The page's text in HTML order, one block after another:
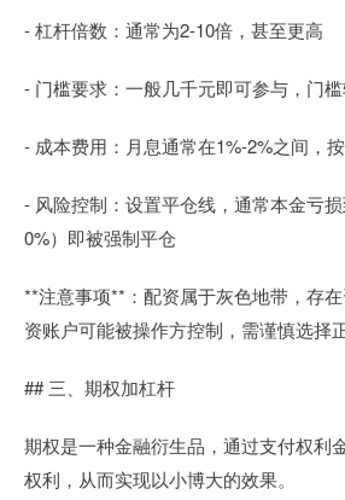
- 杠杆倍数：通常为2-10倍，甚至更高
- 门槛要求：一般几千元即可参与，门
- 成本费用：月息通常在1%-2%之间，
- 风险控制：设置平仓线，通常本金亏
0%）即被强制平仓
**注意事项**：配资属于灰色地带，存
资账户可能被操作方控制，需谨慎选择
## 三、期权加杠杆
期权是一种金融衍生品，通过支付权利
权利，从而实现以小博大的效果。